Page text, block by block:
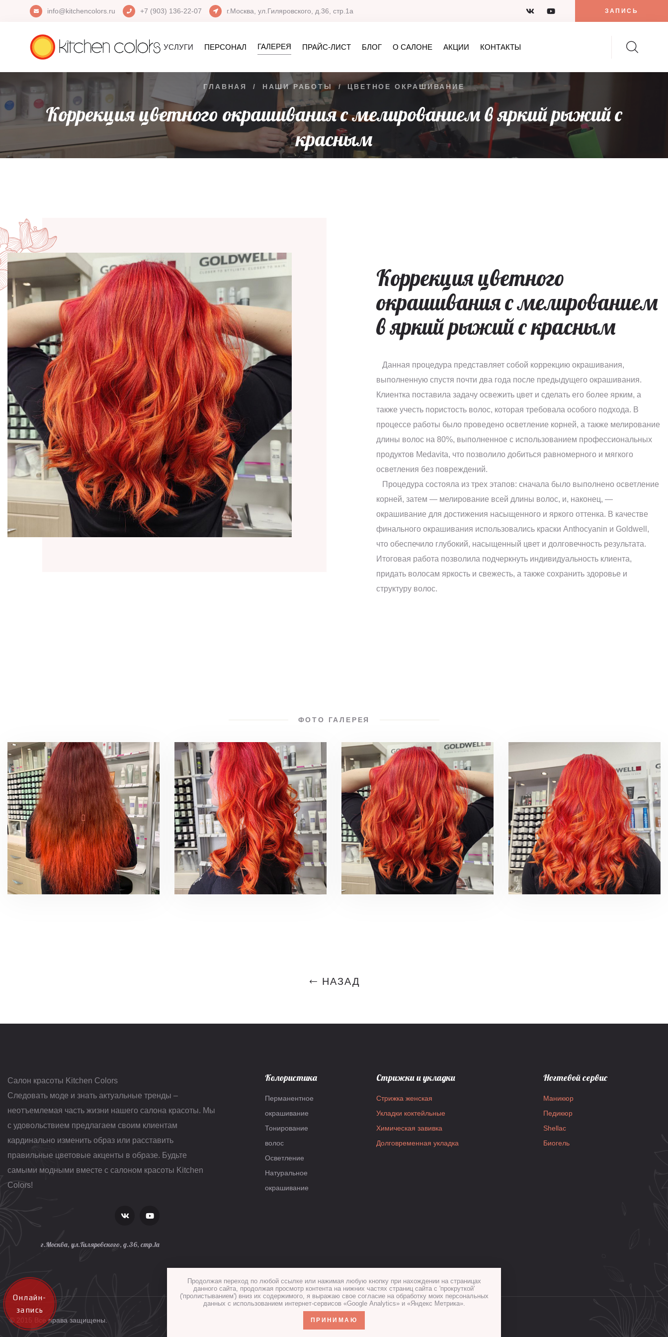
info@kitchencolors.ru +7 (903) 136-22-07 г.Москва, ул.Гиляровского, д.36, стр.1а ЗАПИСЬ
УСЛУГИ ПЕРСОНАЛ ГАЛЕРЕЯ ПРАЙС-ЛИСТ БЛОГ О САЛОНЕ АКЦИИ КОНТАКТЫ
ГЛАВНАЯ / НАШИ РАБОТЫ / ЦВЕТНОЕ ОКРАШИВАНИЕ
Коррекция цветного окрашивания с мелированием в яркий рыжий с
красным
Коррекция цветного
окрашивания с мелированием
в яркий рыжий с красным
Данная процедура представляет собой коррекцию окрашивания,
выполненную спустя почти два года после предыдущего окрашивания.
Клиентка поставила задачу освежить цвет и сделать его более ярким, а
также учесть пористость волос, которая требовала особого подхода. В
процессе работы было проведено осветление корней, а также мелирование
длины волос на 80%, выполненное с использованием профессиональных
продуктов Medavita, что позволило добиться равномерного и мягкого
осветления без повреждений.
Процедура состояла из трех этапов: сначала было выполнено осветление
корней, затем — мелирование всей длины волос, и, наконец, —
окрашивание для достижения насыщенного и яркого оттенка. В качестве
финального окрашивания использовались краски Anthocyanin и Goldwell,
что обеспечило глубокий, насыщенный цвет и долговечность результата.
Итоговая работа позволила подчеркнуть индивидуальность клиента,
придать волосам яркость и свежесть, а также сохранить здоровье и
структуру волос.
ФОТО ГАЛЕРЕЯ
НАЗАД
Салон красоты Kitchen Colors
Следовать моде и знать актуальные тренды –
неотъемлемая часть жизни нашего салона красоты. Мы
с удовольствием предлагаем своим клиентам
кардинально изменить образ или расставить
правильные цветовые акценты в образе. Будьте
самыми модными вместе с салоном красоты Kitchen
Colors!
Колористика
Перманентное
окрашивание
Тонирование
волос
Осветление
Натуральное
окрашивание
Стрижки и укладки
Стрижка женская
Укладки коктейльные
Химическая завивка
Долговременная укладка
Ногтевой сервис
Маникюр
Педикюр
Shellac
Биогель
г.Москва, ул.Гиляровского, д.36, стр.1а
© 2015 Все права защищены.
Продолжая переход по любой ссылке или нажимая любую кнопку при нахождении на страницах
данного сайта, продолжая просмотр контента на нижних частях страниц сайта с 'прокруткой'
('пролистыванием') вниз их содержимого, я выражаю свое согласие на обработку моих персональных
данных с использованием интернет-сервисов «Google Analytics» и «Яндекс Метрика».
ПРИНИМАЮ
Онлайн-
запись